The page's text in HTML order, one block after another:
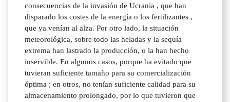
consecuencias de la invasión de Ucrania , que han
disparado los costes de la energía o los fertilizantes ,
que ya venían al alza. Por otro lado, la situación
meteorológica, sobre todo las heladas y la sequía
extrema han lastrado la producción, o la han hecho
inservible. En algunos casos, porque ha evitado que
tuvieran suficiente tamaño para su comercialización
óptima ; en otros, no tenían suficiente calidad para su
almacenamiento prolongado, por lo que tuvieron que